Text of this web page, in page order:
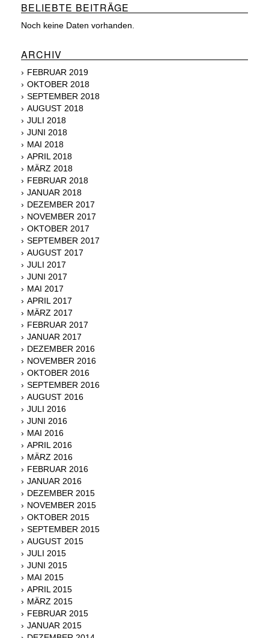
BELIEBTE BEITRÄGE
Noch keine Daten vorhanden.
ARCHIV
FEBRUAR 2019
OKTOBER 2018
SEPTEMBER 2018
AUGUST 2018
JULI 2018
JUNI 2018
MAI 2018
APRIL 2018
MÄRZ 2018
FEBRUAR 2018
JANUAR 2018
DEZEMBER 2017
NOVEMBER 2017
OKTOBER 2017
SEPTEMBER 2017
AUGUST 2017
JULI 2017
JUNI 2017
MAI 2017
APRIL 2017
MÄRZ 2017
FEBRUAR 2017
JANUAR 2017
DEZEMBER 2016
NOVEMBER 2016
OKTOBER 2016
SEPTEMBER 2016
AUGUST 2016
JULI 2016
JUNI 2016
MAI 2016
APRIL 2016
MÄRZ 2016
FEBRUAR 2016
JANUAR 2016
DEZEMBER 2015
NOVEMBER 2015
OKTOBER 2015
SEPTEMBER 2015
AUGUST 2015
JULI 2015
JUNI 2015
MAI 2015
APRIL 2015
MÄRZ 2015
FEBRUAR 2015
JANUAR 2015